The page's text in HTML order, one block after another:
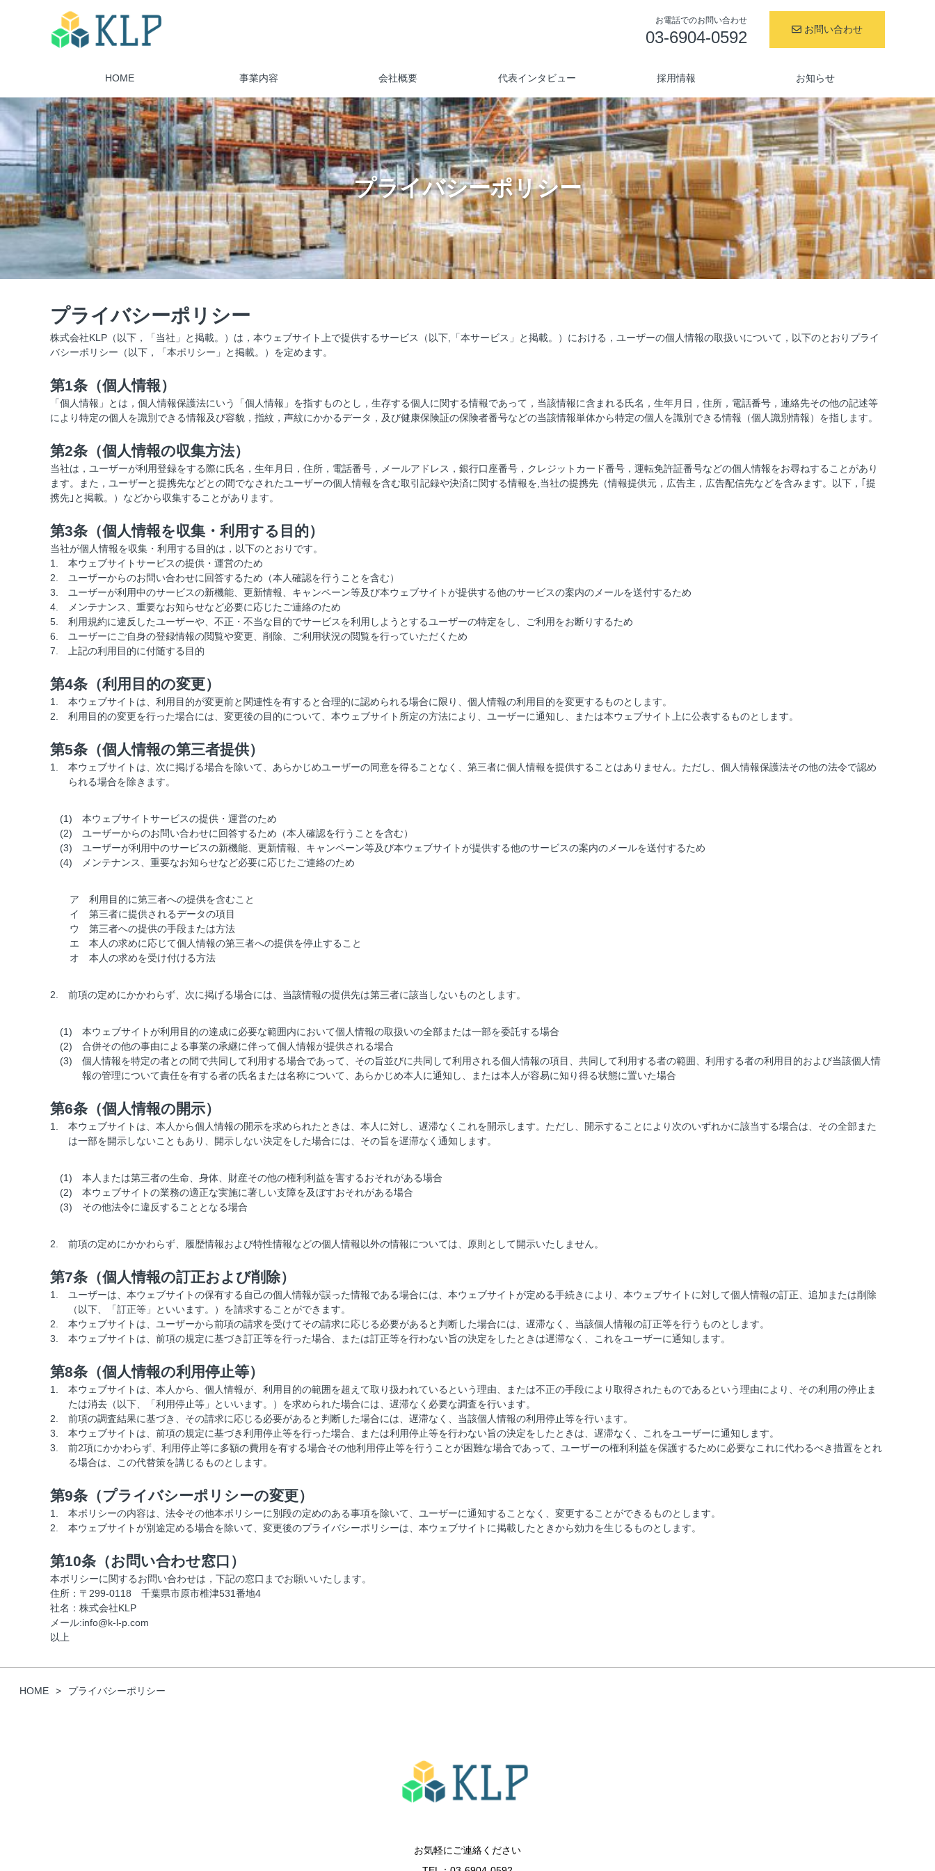
お電話でのお問い合わせ
03-6904-0592 お問い合わせ
HOME 事業内容 会社概要 代表インタビュー 採用情報 お知らせ
プライバシーポリシー
プライバシーポリシー
株式会社KLP（以下，「当社」と掲載。）は，本ウェブサイト上で提供するサービス（以下,「本サービス」と掲載。）における，ユーザーの個人情報の取扱いについて，以下のとおりプライ
バシーポリシー（以下，「本ポリシー」と掲載。）を定めます。
第1条（個人情報）
「個人情報」とは，個人情報保護法にいう「個人情報」を指すものとし，生存する個人に関する情報であって，当該情報に含まれる氏名，生年月日，住所，電話番号，連絡先その他の記述等
により特定の個人を識別できる情報及び容貌，指紋，声紋にかかるデータ，及び健康保険証の保険者番号などの当該情報単体から特定の個人を識別できる情報（個人識別情報）を指します。
第2条（個人情報の収集方法）
当社は，ユーザーが利用登録をする際に氏名，生年月日，住所，電話番号，メールアドレス，銀行口座番号，クレジットカード番号，運転免許証番号などの個人情報をお尋ねすることがあり
ます。また，ユーザーと提携先などとの間でなされたユーザーの個人情報を含む取引記録や決済に関する情報を,当社の提携先（情報提供元，広告主，広告配信先などを含みます。以下，｢提
携先｣と掲載。）などから収集することがあります。
第3条（個人情報を収集・利用する目的）
当社が個人情報を収集・利用する目的は，以下のとおりです。
1. 本ウェブサイトサービスの提供・運営のため
2. ユーザーからのお問い合わせに回答するため（本人確認を行うことを含む）
3. ユーザーが利用中のサービスの新機能、更新情報、キャンペーン等及び本ウェブサイトが提供する他のサービスの案内のメールを送付するため
4.
メンテナンス、重要なお知らせなど必要に応じたご連絡のため
5. 利用規約に違反したユーザーや、不正・不当な目的でサービスを利用しようとするユーザーの特定をし、ご利用をお断りするため
6. ユーザーにご自身の登録情報の閲覧や変更、削除、ご利用状況の閲覧を行っていただくため
7.
上記の利用目的に付随する目的
第4条（利用目的の変更）
1. 本ウェブサイトは、利用目的が変更前と関連性を有すると合理的に認められる場合に限り、個人情報の利用目的を変更するものとします。
2. 利用目的の変更を行った場合には、変更後の目的について、本ウェブサイト所定の方法により、ユーザーに通知し、または本ウェブサイト上に公表するものとします。
第5条（個人情報の第三者提供）
1. 本ウェブサイトは、次に掲げる場合を除いて、あらかじめユーザーの同意を得ることなく、第三者に個人情報を提供することはありません。ただし、個人情報保護法その他の法令で認め
られる場合を除きます。
(1) 本ウェブサイトサービスの提供・運営のため
(2) ユーザーからのお問い合わせに回答するため（本人確認を行うことを含む）
(3) ユーザーが利用中のサービスの新機能、更新情報、キャンペーン等及び本ウェブサイトが提供する他のサービスの案内のメールを送付するため
(4)
メンテナンス、重要なお知らせなど必要に応じたご連絡のため
ア 利用目的に第三者への提供を含むこと
イ 第三者に提供されるデータの項目
ウ 第三者への提供の手段または方法
エ 本人の求めに応じて個人情報の第三者への提供を停止すること
オ 本人の求めを受け付ける方法
2. 前項の定めにかかわらず、次に掲げる場合には、当該情報の提供先は第三者に該当しないものとします。
(1) 本ウェブサイトが利用目的の達成に必要な範囲内において個人情報の取扱いの全部または一部を委託する場合
(2) 合併その他の事由による事業の承継に伴って個人情報が提供される場合
(3) 個人情報を特定の者との間で共同して利用する場合であって、その旨並びに共同して利用される個人情報の項目、共同して利用する者の範囲、利用する者の利用目的および当該個人情
報の管理について責任を有する者の氏名または名称について、あらかじめ本人に通知し、または本人が容易に知り得る状態に置いた場合
第6条（個人情報の開示）
1. 本ウェブサイトは、本人から個人情報の開示を求められたときは、本人に対し、遅滞なくこれを開示します。ただし、開示することにより次のいずれかに該当する場合は、その全部また
は一部を開示しないこともあり、開示しない決定をした場合には、その旨を遅滞なく通知します。
(1) 本人または第三者の生命、身体、財産その他の権利利益を害するおそれがある場合
(2) 本ウェブサイトの業務の適正な実施に著しい支障を及ぼすおそれがある場合
(3) その他法令に違反することとなる場合
2. 前項の定めにかかわらず、履歴情報および特性情報などの個人情報以外の情報については、原則として開示いたしません。
第7条（個人情報の訂正および削除）
1. ユーザーは、本ウェブサイトの保有する自己の個人情報が誤った情報である場合には、本ウェブサイトが定める手続きにより、本ウェブサイトに対して個人情報の訂正、追加または削除
（以下、「訂正等」といいます。）を請求することができます。
2. 本ウェブサイトは、ユーザーから前項の請求を受けてその請求に応じる必要があると判断した場合には、遅滞なく、当該個人情報の訂正等を行うものとします。
3. 本ウェブサイトは、前項の規定に基づき訂正等を行った場合、または訂正等を行わない旨の決定をしたときは遅滞なく、これをユーザーに通知します。
第8条（個人情報の利用停止等）
1. 本ウェブサイトは、本人から、個人情報が、利用目的の範囲を超えて取り扱われているという理由、または不正の手段により取得されたものであるという理由により、その利用の停止ま
たは消去（以下、「利用停止等」といいます。）を求められた場合には、遅滞なく必要な調査を行います。
2. 前項の調査結果に基づき、その請求に応じる必要があると判断した場合には、遅滞なく、当該個人情報の利用停止等を行います。
3. 本ウェブサイトは、前項の規定に基づき利用停止等を行った場合、または利用停止等を行わない旨の決定をしたときは、遅滞なく、これをユーザーに通知します。
3. 前2項にかかわらず、利用停止等に多額の費用を有する場合その他利用停止等を行うことが困難な場合であって、ユーザーの権利利益を保護するために必要なこれに代わるべき措置をとれ
る場合は、この代替策を講じるものとします。
第9条（プライバシーポリシーの変更）
1. 本ポリシーの内容は、法令その他本ポリシーに別段の定めのある事項を除いて、ユーザーに通知することなく、変更することができるものとします。
2. 本ウェブサイトが別途定める場合を除いて、変更後のプライバシーポリシーは、本ウェブサイトに掲載したときから効力を生じるものとします。
第10条（お問い合わせ窓口）
本ポリシーに関するお問い合わせは，下記の窓口までお願いいたします。
住所：〒299-0118 千葉県市原市椎津531番地4
社名：株式会社KLP
メール:info@k-l-p.com
以上
HOME プライバシーポリシー
お気軽にご連絡ください